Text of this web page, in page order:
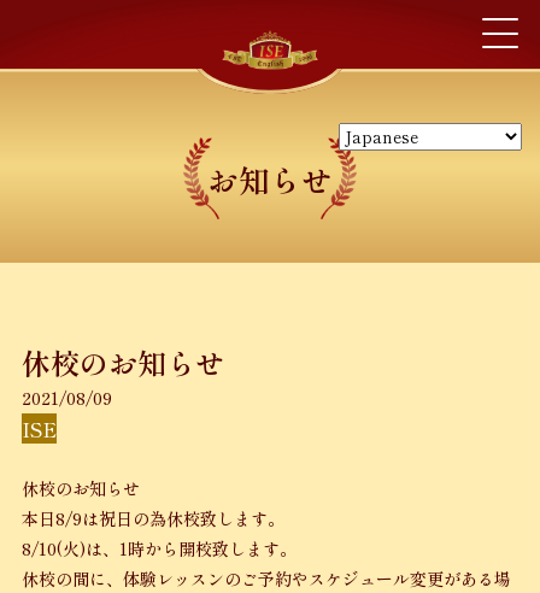
お知らせ
休校のお知らせ
2021/08/09
ISE
休校のお知らせ
本日8/9は祝日の為休校致します。
8/10(火)は、1時から開校致します。
休校の間に、体験レッスンのご予約やスケジュール変更がある場